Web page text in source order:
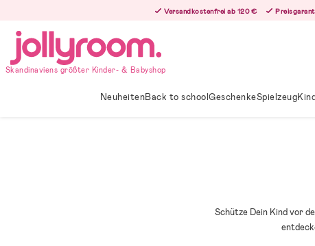
innehållet
Versandkostenfrei ab 120 €
Skandinaviens größter Kinder- & Babyshop
NeuheitenBack to schoolGeschenkeSpielzeug
Schütze Dein Kind vor